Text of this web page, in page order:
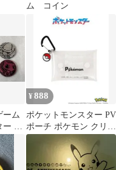
ム コイン
ーム
コ
¥888
ポケットモンスター PV
ポーチ ポケモン クリア
ポーチ